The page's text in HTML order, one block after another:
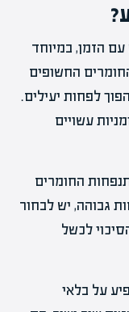
הזמן, במיוחד
החשופים
לפחות יעילים.
עשויים
החומרים
גבוהה, יש לבחור
לכשל
על בלאי